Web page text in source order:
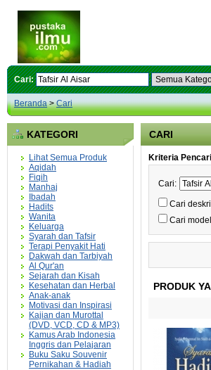
Cari:
Beranda>Cari
KATEGORI
Lihat Semua Produk
Aqidah
Fiqih
Manhaj
Ibadah
Hadits
Wanita
Keluarga
Syarah dan Tafsir
Terapi Penyakit Hati
Dakwah dan Tarbiyah
Al Qur'an
Sejarah dan Kisah
Kesehatan dan Herbal
Anak-anak
Motivasi dan Inspirasi
Kajian dan Murottal
(DVD, VCD, CD & MP3)
Kamus Arab Indonesia
Inggris dan Pelajaran
Buku Saku Souvenir
Pernikahan & Hadiah
CARI
Kriteria
Cari:
Cari
Cari
PRODUK